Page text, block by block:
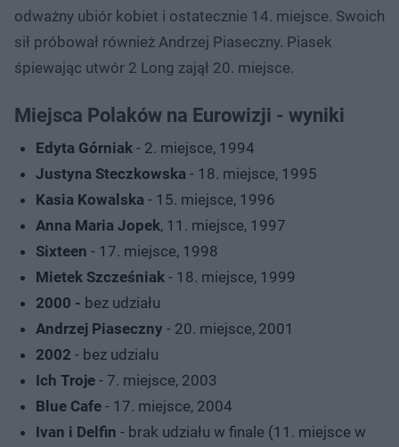
odważny ubiór kobiet i ostatecznie 14. miejsce. Swoich
sił próbował również Andrzej Piaseczny. Piasek
śpiewając utwór 2 Long zajął 20. miejsce.
Miejsca Polaków na Eurowizji - wyniki
Edyta Górniak - 2. miejsce, 1994
Justyna Steczkowska - 18. miejsce, 1995
Kasia Kowalska - 15. miejsce, 1996
Anna Maria Jopek, 11. miejsce, 1997
Sixteen - 17. miejsce, 1998
Mietek Szcześniak - 18. miejsce, 1999
2000 - bez udziału
Andrzej Piaseczny - 20. miejsce, 2001
2002 - bez udziału
Ich Troje - 7. miejsce, 2003
Blue Cafe - 17. miejsce, 2004
Ivan i Delfin - brak udziału w finale (11. miejsce w